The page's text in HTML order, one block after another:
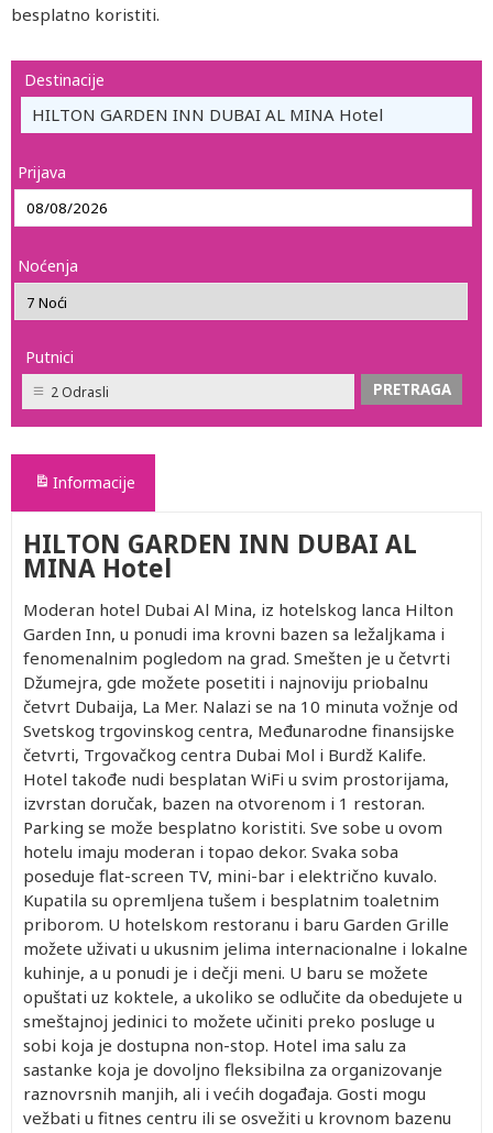
besplatno koristiti.
Destinacije
HILTON GARDEN INN DUBAI AL MINA Hotel
Prijava
Noćenja
Putnici
2 Odrasli
Informacije
HILTON GARDEN INN DUBAI AL
MINA Hotel
Moderan hotel Dubai Al Mina, iz hotelskog lanca Hilton
Garden Inn, u ponudi ima krovni bazen sa ležaljkama i
fenomenalnim pogledom na grad. Smešten je u četvrti
Džumejra, gde možete posetiti i najnoviju priobalnu
četvrt Dubaija, La Mer. Nalazi se na 10 minuta vožnje od
Svetskog trgovinskog centra, Međunarodne finansijske
četvrti, Trgovačkog centra Dubai Mol i Burdž Kalife.
Hotel takođe nudi besplatan WiFi u svim prostorijama,
izvrstan doručak, bazen na otvorenom i 1 restoran.
Parking se može besplatno koristiti. Sve sobe u ovom
hotelu imaju moderan i topao dekor. Svaka soba
poseduje flat-screen TV, mini-bar i električno kuvalo.
Kupatila su opremljena tušem i besplatnim toaletnim
priborom. U hotelskom restoranu i baru Garden Grille
možete uživati u ukusnim jelima internacionalne i lokalne
kuhinje, a u ponudi je i dečji meni. U baru se možete
opuštati uz koktele, a ukoliko se odlučite da obedujete u
smeštajnoj jedinici to možete učiniti preko posluge u
sobi koja je dostupna non-stop. Hotel ima salu za
sastanke koja je dovoljno fleksibilna za organizovanje
raznovrsnih manjih, ali i većih događaja. Gosti mogu
vežbati u fitnes centru ili se osvežiti u krovnom bazenu